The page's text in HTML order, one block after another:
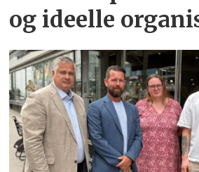
og ideelle